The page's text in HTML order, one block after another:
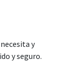
y
y seguro.